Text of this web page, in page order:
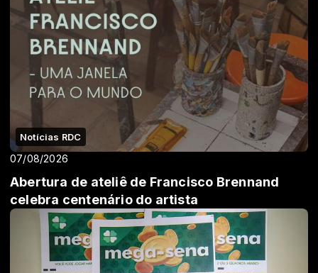
Notícias RDC
07/08/2026
Abertura de ateliê de Francisco Brennand
celebra centenário do artista